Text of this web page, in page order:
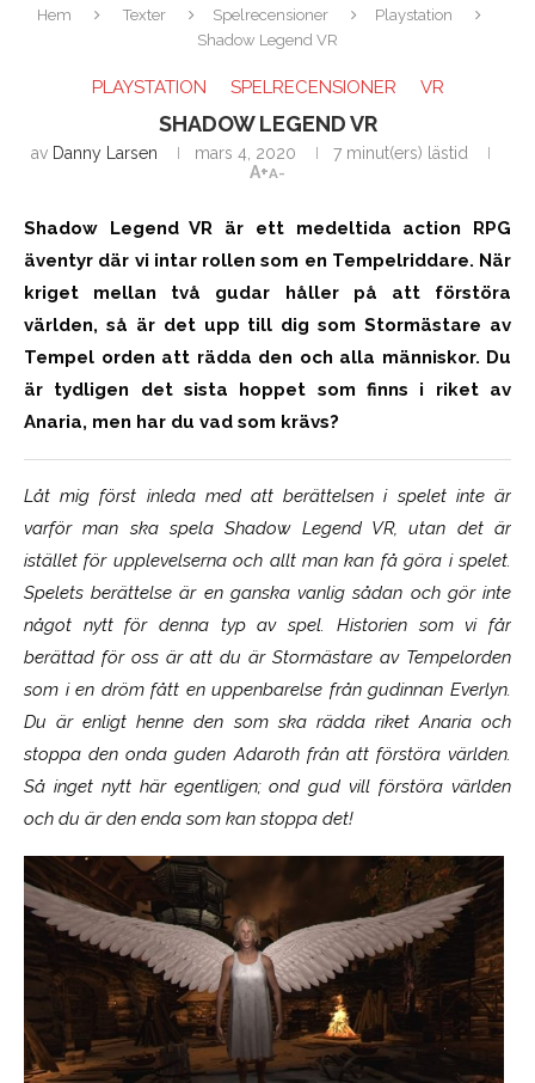
Hem Texter Spelrecensioner
Playstation
Shadow Legend VR
PLAYSTATION SPELRECENSIONER VR
SHADOW LEGEND VR
av Danny Larsen mars 4, 2020
7 minut(ers) lästid
A+A-
Shadow Legend VR är ett medeltida action RPG
äventyr där vi intar rollen som en Tempelriddare. När
kriget mellan två gudar håller på att förstöra
världen, så är det upp till dig som Stormästare av
Tempel orden att rädda den och alla människor. Du
är tydligen det sista hoppet som finns i riket av
Anaria, men har du vad som krävs?
Låt mig först inleda med att berättelsen i spelet inte är
varför man ska spela Shadow Legend VR, utan det är
istället för upplevelserna och allt man kan få göra i spelet.
Spelets berättelse är en ganska vanlig sådan och gör inte
något nytt för denna typ av spel. Historien som vi får
berättad för oss är att du är Stormästare av Tempelorden
som i en dröm fått en uppenbarelse från gudinnan Everlyn.
Du är enligt henne den som ska rädda riket Anaria och
stoppa den onda guden Adaroth från att förstöra världen.
Så inget nytt här egentligen; ond gud vill förstöra världen
och du är den enda som kan stoppa det!